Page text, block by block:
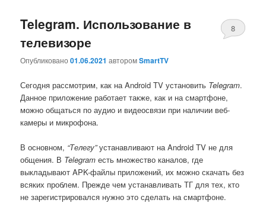
Telegram. Использование в
телевизоре
Опубликовано01.06.2021 авторомSmartTV
8
Сегодня рассмотрим, как на Android TV установить Telegram.
Данное приложение работает также, как и на смартфоне,
можно общаться по аудио и видеосвязи при наличии веб-
камеры и микрофона.
В основном, “Телегу”устанавливают на Android TV не для
общения. В Telegram есть множество каналов, где
выкладывают APK-файлы приложений, их можно скачать без
всяких проблем. Прежде чем устанавливать ТГ для тех, кто
не зарегистрировался нужно это сделать на смартфоне.